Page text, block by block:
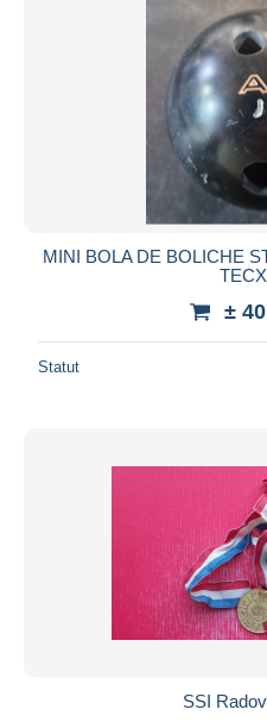
Uniquement en réduction
Livraison gratuite
Méthodes de paiement
PayPal
Virement
Mastercard
Bancontact
Maestro
MINI BOLA DE BOLICHE
±
Statut
SSI